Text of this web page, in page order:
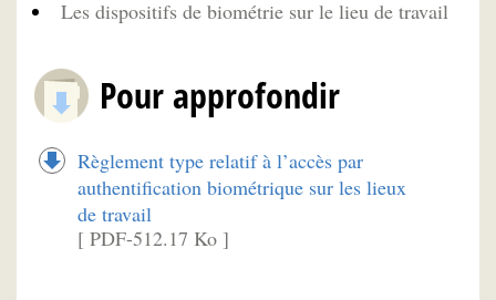
Les dispositifs de biométrie sur le lieu de travail
Pour approfondir
Règlement type relatif à l’accès par
authentification biométrique sur les lieux
de travail
[ PDF-512.17 Ko ]